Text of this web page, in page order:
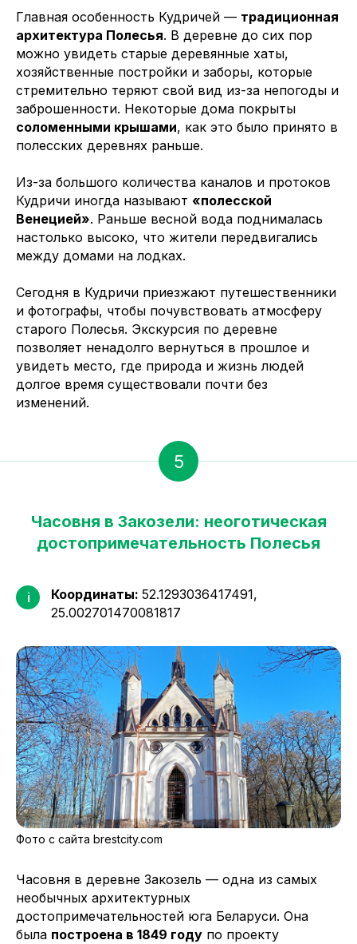
Главная особенность Кудричей — традиционная
архитектура Полесья. В деревне до сих пор
можно увидеть старые деревянные хаты,
хозяйственные постройки и заборы, которые
стремительно теряют свой вид из-за непогоды и
заброшенности. Некоторые дома покрыты
соломенными крышами, как это было принято в
полесских деревнях раньше.
Из-за большого количества каналов и протоков
Кудричи иногда называют «полесской
Венецией». Раньше весной вода поднималась
настолько высоко, что жители передвигались
между домами на лодках.
Сегодня в Кудричи приезжают путешественники
и фотографы, чтобы почувствовать атмосферу
старого Полесья. Экскурсия по деревне
позволяет ненадолго вернуться в прошлое и
увидеть место, где природа и жизнь людей
долгое время существовали почти без
изменений.
5
Часовня в Закозели: неоготическая
достопримечательность Полесья
i Координаты: 52.1293036417491,
25.002701470081817
Фото с сайта brestcity.com
Часовня в деревне Закозель — одна из самых
необычных архитектурных
достопримечательностей юга Беларуси. Она
была построена в 1849 году по проекту